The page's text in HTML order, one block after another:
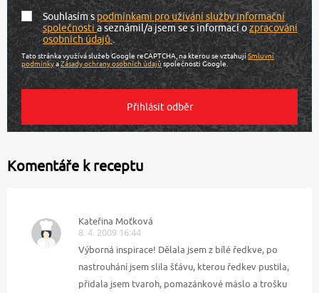
Souhlasím spodmínkami pro užívání služby informační
společnostia seznámil/a jsem se s informací ozpracování
osobních údajů.
Tato stránka využívá služeb Google reCAPTCHA, na kterou se vztahujíSmluvní
podmínkyaZásady ochrany osobních údajů společnosti Google.
Komentáře k receptu
Kateřina Moťková
8. 4. 2009 16:44
Výborná inspirace! Dělala jsem z bílé ředkve, po
nastrouhání jsem slila šťávu, kterou ředkev pustila,
přidala jsem tvaroh, pomazánkové máslo a trošku